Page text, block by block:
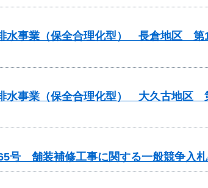
水事業（保全合理化型） 長倉地区 第
水事業（保全合理化型） 大久古地区
号 舗装補修工事に関する一般競争入